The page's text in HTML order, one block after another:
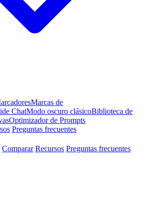
Marcas de
ChatModo oscuro clásicoBiblioteca de
Optimizador de Prompts
Preguntas frecuentes
Comparar Recursos Preguntas frecuentes